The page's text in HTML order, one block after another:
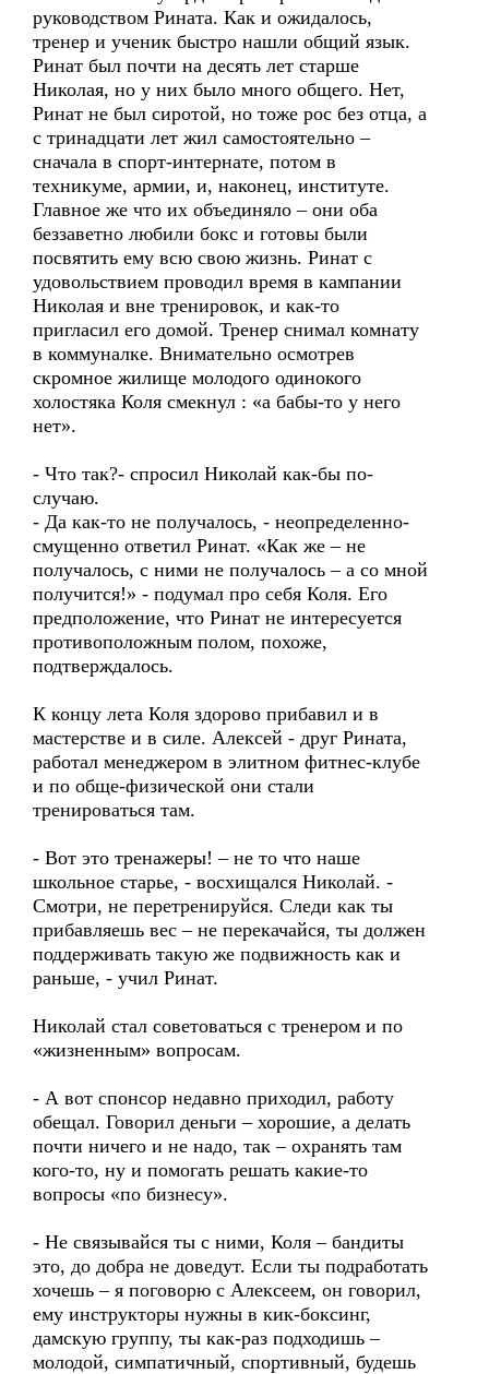
руководством Рината. Как и ожидалось,
тренер и ученик быстро нашли общий язык.
Ринат был почти на десять лет старше
Николая, но у них было много общего. Нет,
Ринат не был сиротой, но тоже рос без отца, а
с тринадцати лет жил самостоятельно –
сначала в спорт-интернате, потом в
техникуме, армии, и, наконец, институте.
Главное же что их объединяло – они оба
беззаветно любили бокс и готовы были
посвятить ему всю свою жизнь. Ринат с
удовольствием проводил время в кампании
Николая и вне тренировок, и как-то
пригласил его домой. Тренер снимал комнату
в коммуналке. Внимательно осмотрев
скромное жилище молодого одинокого
холостяка Коля смекнул : «а бабы-то у него
нет».
- Что так?- спросил Николай как-бы по-
случаю.
- Да как-то не получалось, - неопределенно-
смущенно ответил Ринат. «Как же – не
получалось, с ними не получалось – а со мной
получится!» - подумал про себя Коля. Его
предположение, что Ринат не интересуется
противоположным полом, похоже,
подтверждалось.
К концу лета Коля здорово прибавил и в
мастерстве и в силе. Алексей - друг Рината,
работал менеджером в элитном фитнес-клубе
и по обще-физической они стали
тренироваться там.
- Вот это тренажеры! – не то что наше
школьное старье, - восхищался Николай. -
Смотри, не перетренируйся. Следи как ты
прибавляешь вес – не перекачайся, ты должен
поддерживать такую же подвижность как и
раньше, - учил Ринат.
Николай стал советоваться с тренером и по
«жизненным» вопросам.
- А вот спонсор недавно приходил, работу
обещал. Говорил деньги – хорошие, а делать
почти ничего и не надо, так – охранять там
кого-то, ну и помогать решать какие-то
вопросы «по бизнесу».
- Не связывайся ты с ними, Коля – бандиты
это, до добра не доведут. Если ты подработать
хочешь – я поговорю с Алексеем, он говорил,
ему инструкторы нужны в кик-боксинг,
дамскую группу, ты как-раз подходишь –
молодой, симпатичный, спортивный, будешь